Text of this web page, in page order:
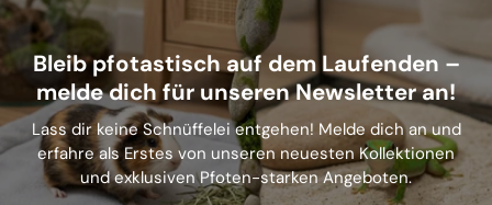
Bleib pfotastisch auf dem Laufenden –
melde dich für unseren Newsletter an!
Lass dir keine Schnüffelei entgehen! Melde dich an und
erfahre als Erstes von unseren neuesten Kollektionen
und exklusiven Pfoten-starken Angeboten.